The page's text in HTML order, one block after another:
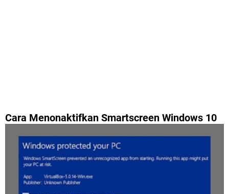
Cara Menonaktifkan Smartscreen Windows 10